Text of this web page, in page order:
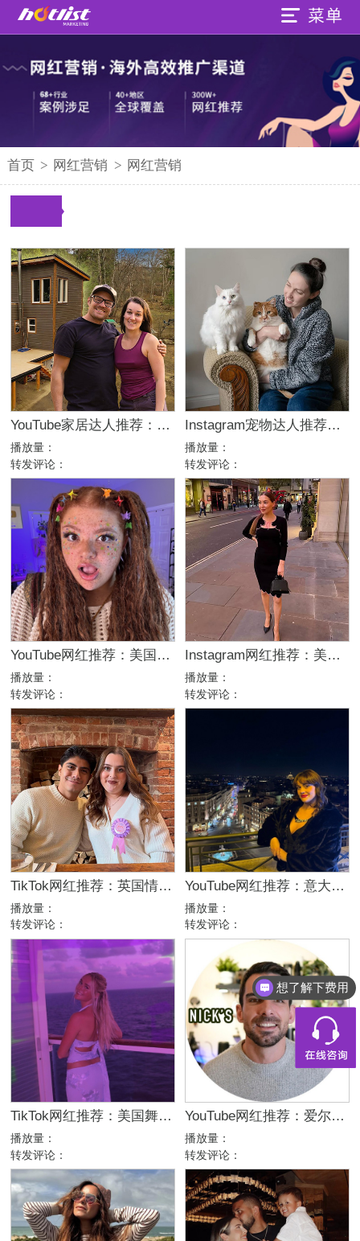
首页 > 网红营销 > 网红营销
YouTube家居达人推荐：加拿大DIY建筑生活kol博主
播放量：
转发评论：
Instagram宠物达人推荐：加拿大猫咪生活博主，适合宠物品牌合作
播放量：
转发评论：
YouTube网红推荐：美国生活方式Vlog博主，200万粉家庭达人合作
播放量：
转发评论：
Instagram网红推荐：美国美妆护肤博主，46万粉幽默科普达人合作
播放量：
转发评论：
TikTok网红推荐：英国情侣生活旅行博主，互动挑战达人合作
播放量：
转发评论：
YouTube网红推荐：意大利家庭生活美妆护肤尾部博主
播放量：
转发评论：
TikTok网红推荐：美国舞蹈美女娱乐达人资源
播放量：
转发评论：
YouTube网红推荐：爱尔兰咖啡设备测评博主
播放量：
转发评论：
想了解下费用